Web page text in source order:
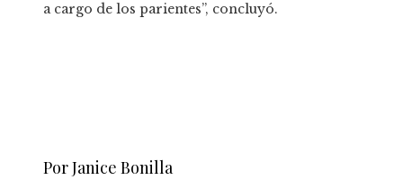
a cargo de los parientes”, concluyó.
Por Janice Bonilla